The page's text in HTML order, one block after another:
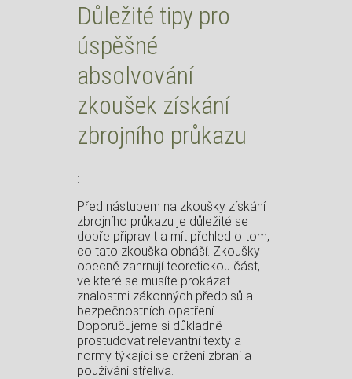
Důležité tipy pro
úspěšné
absolvování
zkoušek získání
zbrojního průkazu
:
Před nástupem na zkoušky získání
zbrojního průkazu je důležité se
dobře připravit a mít přehled o tom,
co tato zkouška obnáší. Zkoušky
obecně zahrnují teoretickou část,
ve které se musíte prokázat
znalostmi zákonných předpisů a
bezpečnostních opatření.
Doporučujeme si důkladně
prostudovat relevantní texty a
normy týkající se držení zbraní a
používání střeliva.